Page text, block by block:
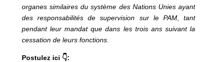
organes similaires du système des Nations Unies ayant
des responsabilités de supervision sur le PAM, tant
pendant leur mandat que dans les trois ans suivant la
cessation de leurs fonctions.
Postulez ici 👇: